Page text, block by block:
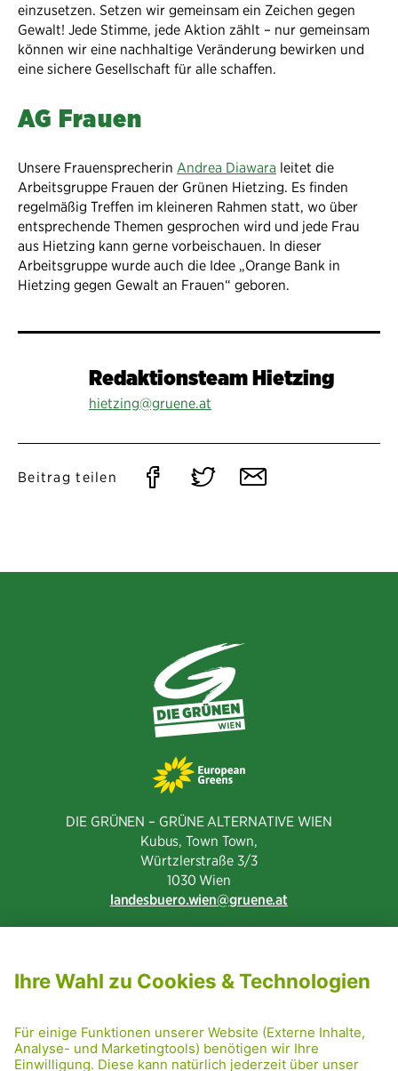
einzusetzen. Setzen wir gemeinsam ein Zeichen gegen
Gewalt! Jede Stimme, jede Aktion zählt – nur gemeinsam
können wir eine nachhaltige Veränderung bewirken und
eine sichere Gesellschaft für alle schaffen.
AG Frauen
Unsere Frauensprecherin Andrea Diawara leitet die
Arbeitsgruppe Frauen der Grünen Hietzing. Es finden
regelmäßig Treffen im kleineren Rahmen statt, wo über
entsprechende Themen gesprochen wird und jede Frau
aus Hietzing kann gerne vorbeischauen. In dieser
Arbeitsgruppe wurde auch die Idee „Orange Bank in
Hietzing gegen Gewalt an Frauen“ geboren.
Redaktionsteam Hietzing
hietzing@gruene.at
Beitrag teilen
Auf Auf Per
DIE GRÜNEN – GRÜNE ALTERNATIVE WIEN
Kubus, Town Town,
Würtzlerstraße 3/3​
1030 Wien
landesbuero.wien
gruene.at
PRESSE
GRÜNE RADRETTUNG